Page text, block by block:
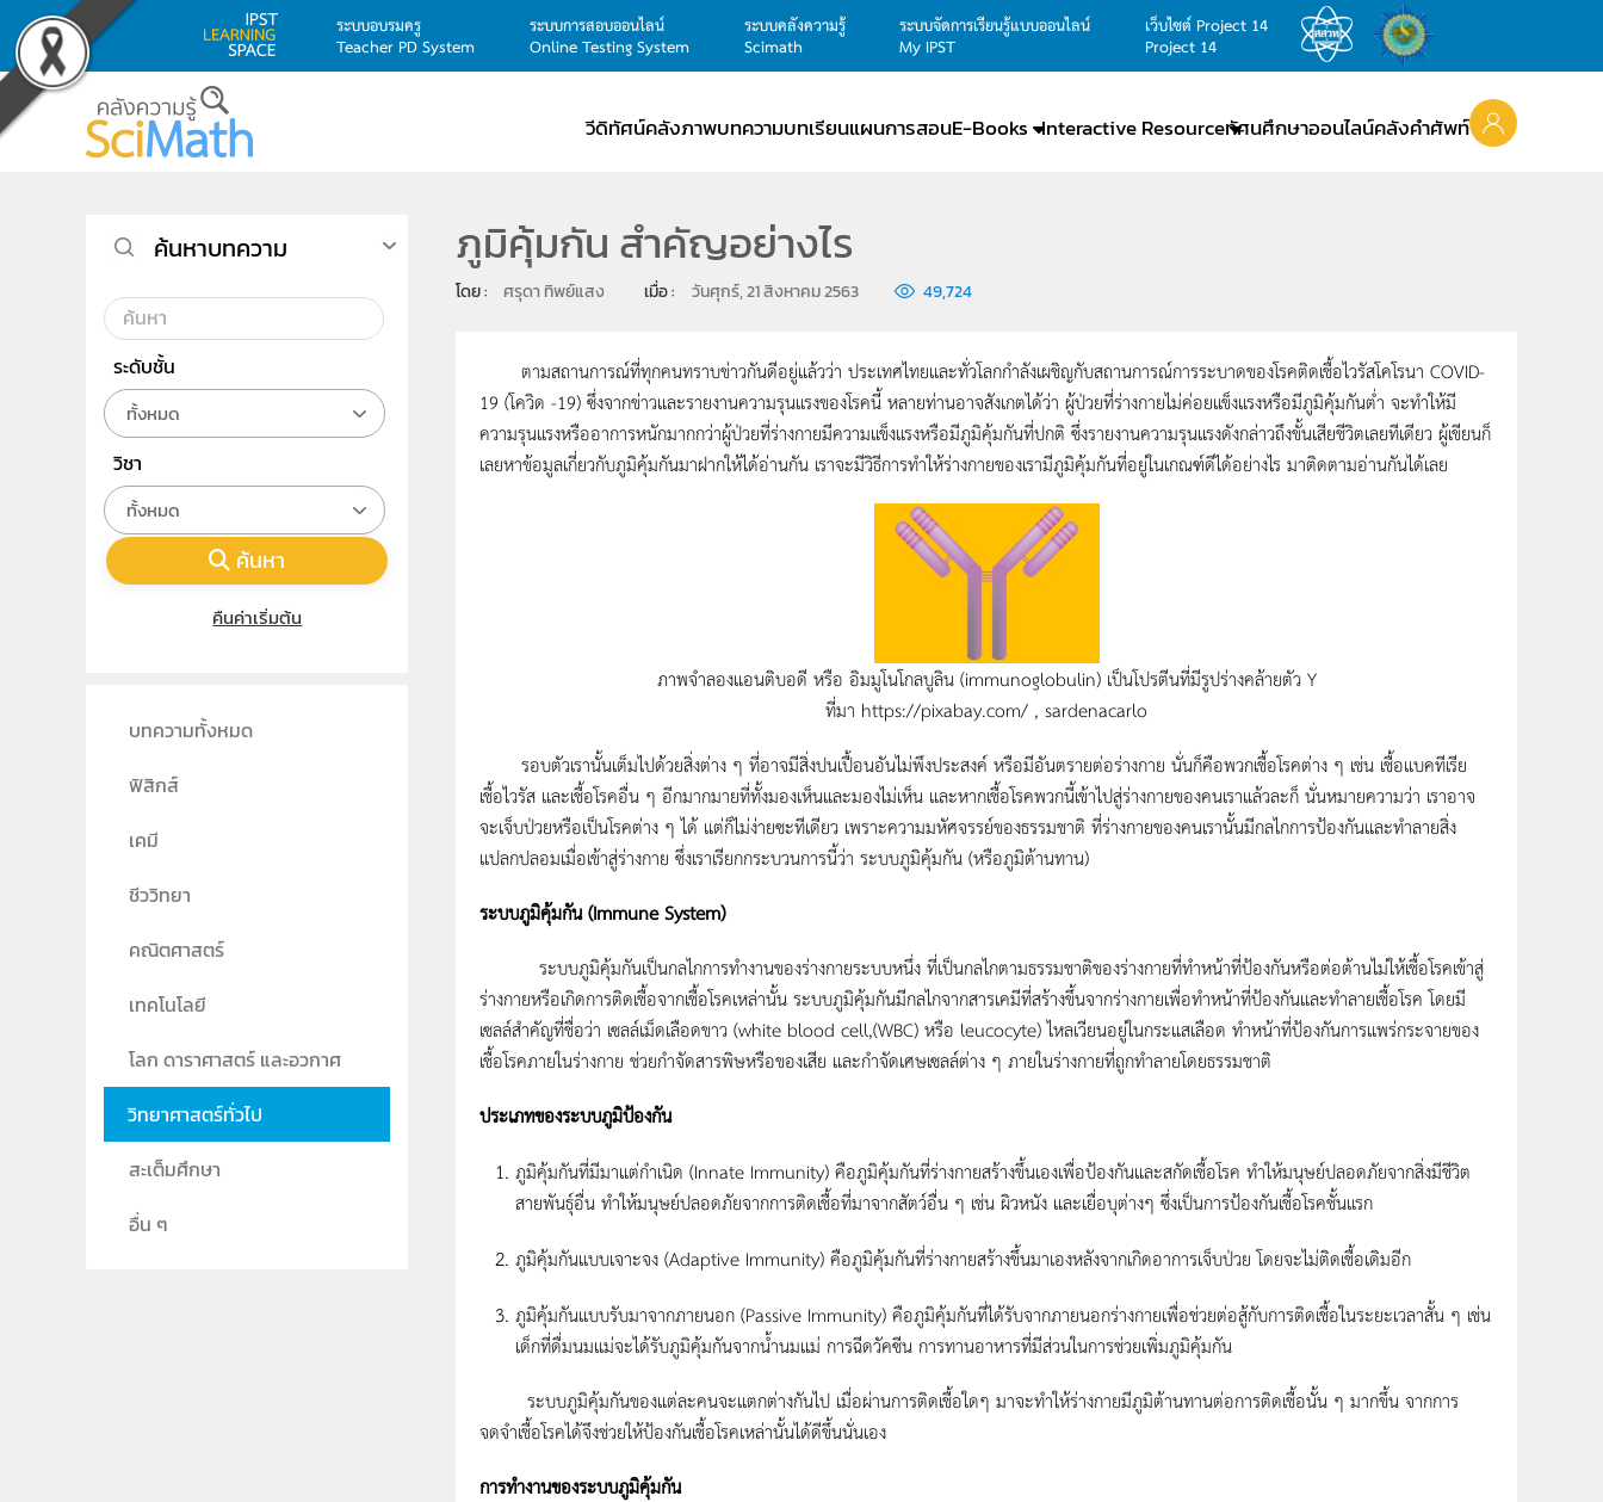
Skip to main content
ระบบอบรมครู
Teacher PD System
ระบบการสอบออนไลน์
Online Testing System
ระบบคลังความรู้
Scimath
ระบบจัดการเรียนรู้แบบออนไลน์
My IPST
เว็บไซต์ Project 14
Project 14
วีดิทัศน์คลังภาพบทความบทเรียนแผนการสอนE-Books Interactive Resourceทัศนศึกษาออนไลน์คลังคำศัพท์
ภูมิคุ้มกัน สำคัญอย่างไร
โดย : ศรุดา ทิพย์แสง เมื่อ : วันศุกร์, 21 สิงหาคม 2563 49,724
ตามสถานการณ์ที่ทุกคนทราบข่าวกันดีอยู่แล้วว่า ประเทศไทยและทั่วโลกกำลังเผชิญกับสถานการณ์การระบาดของโรคติดเชื้อไวรัสโคโรนา COVID-
19 (โควิด -19) ซึ่งจากข่าวและรายงานความรุนแรงของโรคนี้ หลายท่านอาจสังเกตได้ว่า ผู้ป่วยที่ร่างกายไม่ค่อยแข็งแรงหรือมีภูมิคุ้มกันต่ำ จะทำให้มี
ความรุนแรงหรืออาการหนักมากกว่าผู้ป่วยที่ร่างกายมีความแข็งแรงหรือมีภูมิคุ้มกันที่ปกติ ซึ่งรายงานความรุนแรงดังกล่าวถึงขั้นเสียชีวิตเลยทีเดียว ผู้เขียนก็
เลยหาข้อมูลเกี่ยวกับภูมิคุ้มกันมาฝากให้ได้อ่านกัน เราจะมีวิธีการทำให้ร่างกายของเรามีภูมิคุ้มกันที่อยู่ในเกณฑ์ดีได้อย่างไร มาติดตามอ่านกันได้เลย
ภาพจำลองแอนติบอดี หรือ อิมมูโนโกลบูลิน (immunoglobulin) เป็นโปรตีนที่มีรูปร่างคล้ายตัว Y
ที่มา https://pixabay.com/ , sardenacarlo
รอบตัวเรานั้นเต็มไปด้วยสิ่งต่าง ๆ ที่อาจมีสิ่งปนเปื้อนอันไม่พึงประสงค์ หรือมีอันตรายต่อร่างกาย นั่นก็คือพวกเชื้อโรคต่าง ๆ เช่น เชื้อแบคทีเรีย
เชื้อไวรัส และเชื้อโรคอื่น ๆ อีกมากมายที่ทั้งมองเห็นและมองไม่เห็น และหากเชื้อโรคพวกนี้เข้าไปสู่ร่างกายของคนเราแล้วละก็ นั่นหมายความว่า เราอาจ
จะเจ็บป่วยหรือเป็นโรคต่าง ๆ ได้ แต่ก็ไม่ง่ายซะทีเดียว เพราะความมหัศจรรย์ของธรรมชาติ ที่ร่างกายของคนเรานั้นมีกลไกการป้องกันและทำลายสิ่ง
แปลกปลอมเมื่อเข้าสู่ร่างกาย ซึ่งเราเรียกกระบวนการนี้ว่า ระบบภูมิคุ้มกัน (หรือภูมิต้านทาน)
ระบบภูมิคุ้มกัน (Immune System)
ระบบภูมิคุ้มกันเป็นกลไกการทำงานของร่างกายระบบหนึ่ง ที่เป็นกลไกตามธรรมชาติของร่างกายที่ทำหน้าที่ป้องกันหรือต่อต้านไม่ให้เชื้อโรคเข้าสู่
ร่างกายหรือเกิดการติดเชื้อจากเชื้อโรคเหล่านั้น ระบบภูมิคุ้มกันมีกลไกจากสารเคมีที่สร้างขึ้นจากร่างกายเพื่อทำหน้าที่ป้องกันและทำลายเชื้อโรค โดยมี
เซลล์สำคัญที่ชื่อว่า เซลล์เม็ดเลือดขาว (white blood cell,(WBC) หรือ leucocyte) ไหลเวียนอยู่ในกระแสเลือด ทำหน้าที่ป้องกันการแพร่กระจายของ
เชื้อโรคภายในร่างกาย ช่วยกำจัดสารพิษหรือของเสีย และกำจัดเศษเซลล์ต่าง ๆ ภายในร่างกายที่ถูกทำลายโดยธรรมชาติ
ประเภทของระบบภูมิป้องกัน
ภูมิคุ้มกันที่มีมาแต่กำเนิด (Innate Immunity) คือภูมิคุ้มกันที่ร่างกายสร้างขึ้นเองเพื่อป้องกันและสกัดเชื้อโรค ทำให้มนุษย์ปลอดภัยจากสิ่งมีชีวิต
สายพันธุ์อื่น ทำให้มนุษย์ปลอดภัยจากการติดเชื้อที่มาจากสัตว์อื่น ๆ เช่น ผิวหนัง และเยื่อบุต่างๆ ซึ่งเป็นการป้องกันเชื้อโรคชั้นแรก
ภูมิคุ้มกันแบบเจาะจง (Adaptive Immunity) คือภูมิคุ้มกันที่ร่างกายสร้างขึ้นมาเองหลังจากเกิดอาการเจ็บป่วย โดยจะไม่ติดเชื้อเดิมอีก
ภูมิคุ้มกันแบบรับมาจากภายนอก (Passive Immunity) คือภูมิคุ้มกันที่ได้รับจากภายนอกร่างกายเพื่อช่วยต่อสู้กับการติดเชื้อในระยะเวลาสั้น ๆ เช่น
เด็กที่ดื่มนมแม่จะได้รับภูมิคุ้มกันจากน้ำนมแม่ การฉีดวัคซีน การทานอาหารที่มีส่วนในการช่วยเพิ่มภูมิคุ้มกัน
ระบบภูมิคุ้มกันของแต่ละคนจะแตกต่างกันไป เมื่อผ่านการติดเชื้อใดๆ มาจะทำให้ร่างกายมีภูมิต้านทานต่อการติดเชื้อนั้น ๆ มากขึ้น จากการ
จดจำเชื้อโรคได้จึงช่วยให้ป้องกันเชื้อโรคเหล่านั้นได้ดีขึ้นนั่นเอง
การทำงานของระบบภูมิคุ้มกัน
ค้นหาบทความ
ระดับชั้น
ทั้งหมด
วิชา
ทั้งหมด
ค้นหา
คืนค่าเริ่มต้น
บทความทั้งหมด
ฟิสิกส์
เคมี
ชีววิทยา
คณิตศาสตร์
เทคโนโลยี
โลก ดาราศาสตร์ และอวกาศ
วิทยาศาสตร์ทั่วไป
สะเต็มศึกษา
อื่น ๆ